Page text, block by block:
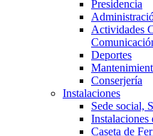
Presidencia
Actividades
Deportes
Conserjería
Instalaciones
Sede social,
Instalaciones
Caseta de